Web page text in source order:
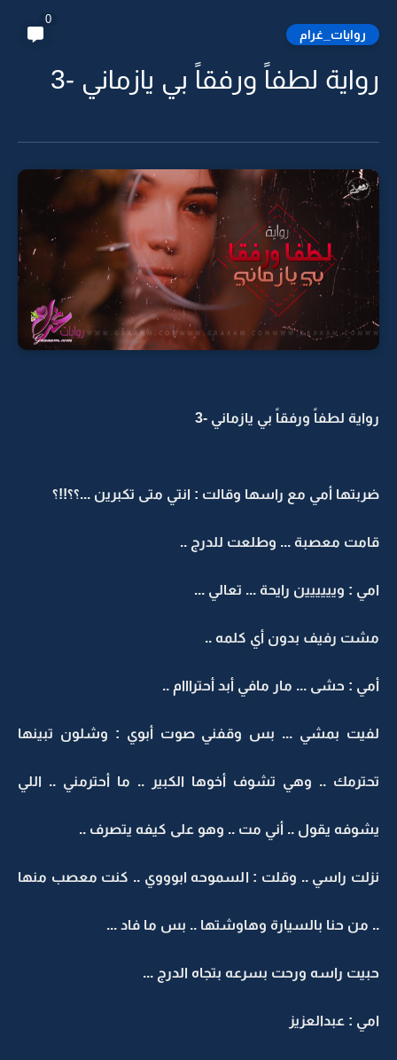
روايات_غرام
0
رواية لطفاً ورفقاً بي يازماني -3
رواية لطفاً ورفقاً بي يازماني -3
ضربتها أمي مع راسها وقالت : انتي متى تكبرين ...؟؟!!؟
قامت معصبة ... وطلعت للدرج ..
امي : ويييييين رايحة ... تعالي ...
مشت رفيف بدون أي كلمه ..
أمي : حشى ... مار مافي أبد أحترااام ..
لفيت بمشي ... بس وقفني صوت أبوي : وشلون تبينها
تحترمك .. وهي تشوف أخوها الكبير .. ما أحترمني .. اللي
يشوفه يقول .. أني مت .. وهو على كيفه يتصرف ..
نزلت راسي .. وقلت : السموحه ابوووي .. كنت معصب منها
.. من حنا بالسيارة وهاوشتها .. بس ما فاد ...
حبيت راسه ورحت بسرعه بتجاه الدرج ...
امي : عبدالعزيز